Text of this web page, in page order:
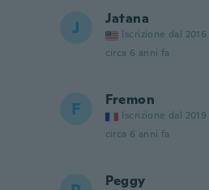
J Jatana
Iscrizione dal 2016
circa 6 anni fa
F Fremon
Iscrizione dal 2019
circa 6 anni fa
Peggy